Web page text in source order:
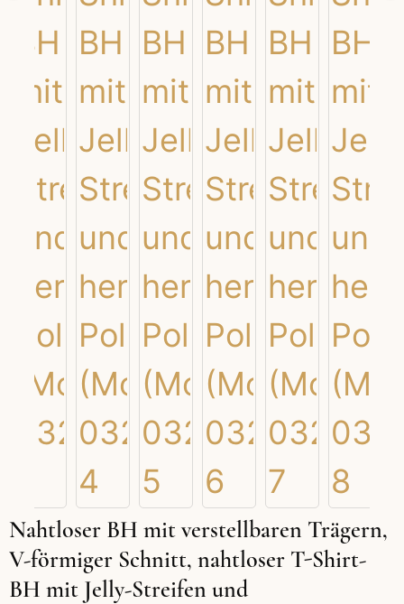
Nahtloser BH mit verstellbaren Trägern,
V-förmiger Schnitt, nahtloser T-Shirt-
BH mit Jelly-Streifen und